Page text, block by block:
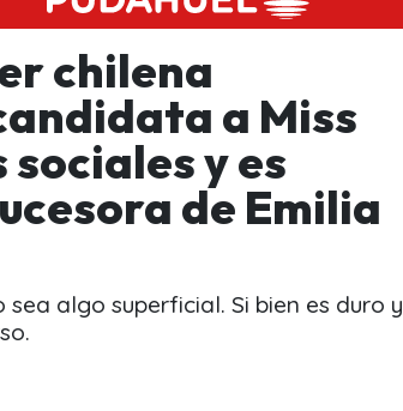
chilena
a Miss
y es
de Emilia
algo superficial. Si bien es duro y